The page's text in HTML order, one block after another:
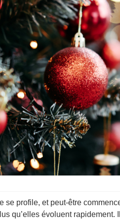
se profile, et peut-être
qu’elles évoluent